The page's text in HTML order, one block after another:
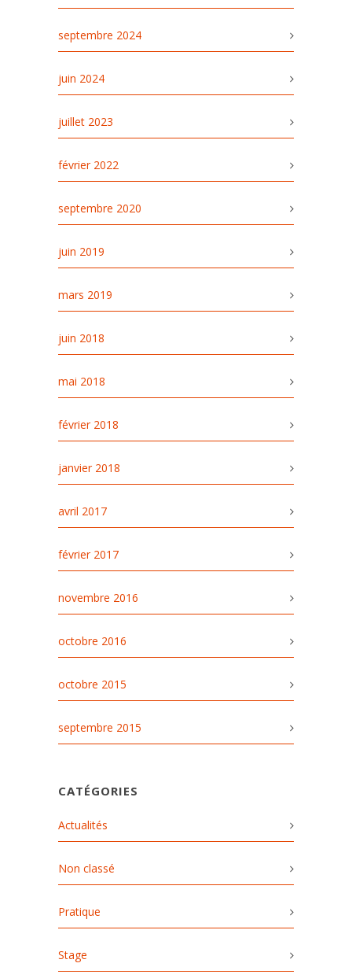
septembre 2024
juin 2024
juillet 2023
février 2022
septembre 2020
juin 2019
mars 2019
juin 2018
mai 2018
février 2018
janvier 2018
avril 2017
février 2017
novembre 2016
octobre 2016
octobre 2015
septembre 2015
CATÉGORIES
Actualités
Non classé
Pratique
Stage